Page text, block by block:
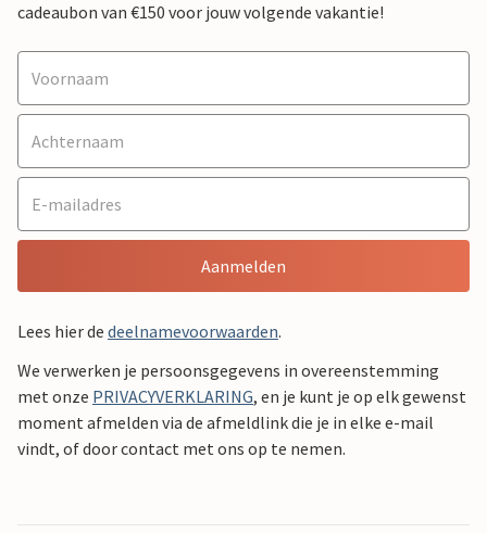
cadeaubon van €150 voor jouw volgende vakantie!
Aanmelden
Lees hier de deelnamevoorwaarden.
We verwerken je persoonsgegevens in overeenstemming
met onze PRIVACYVERKLARING, en je kunt je op elk gewenst
moment afmelden via de afmeldlink die je in elke e-mail
vindt, of door contact met ons op te nemen.